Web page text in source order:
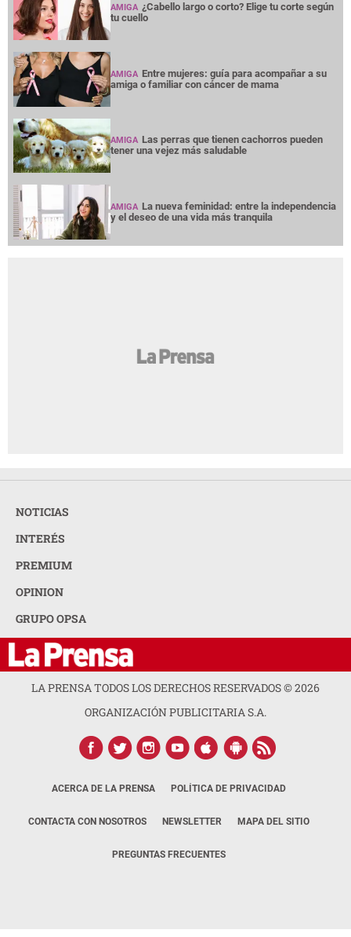
AMIGA ¿Cabello largo o corto? Elige tu corte según
tu cuello
AMIGA Entre mujeres: guía para acompañar a su
amiga o familiar con cáncer de mama
AMIGA Las perras que tienen cachorros pueden
tener una vejez más saludable
AMIGA La nueva feminidad: entre la independencia
y el deseo de una vida más tranquila
NOTICIAS
INTERÉS
PREMIUM
OPINION
GRUPO OPSA
LA PRENSA TODOS LOS DERECHOS RESERVADOS ©2026
ORGANIZACIÓN PUBLICITARIA S.A.
ACERCA DE LA PRENSA POLÍTICA DE PRIVACIDAD
CONTACTA CON NOSOTROS NEWSLETTER MAPA DEL SITIO
PREGUNTAS FRECUENTES